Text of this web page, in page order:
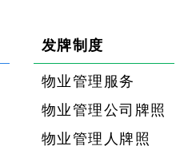
发牌制度
物业管理服务
物业管理公司牌照
物业管理人牌照